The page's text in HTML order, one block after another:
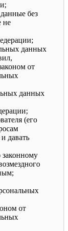
без
не
данных
от
данных
(его
давать
законному
от